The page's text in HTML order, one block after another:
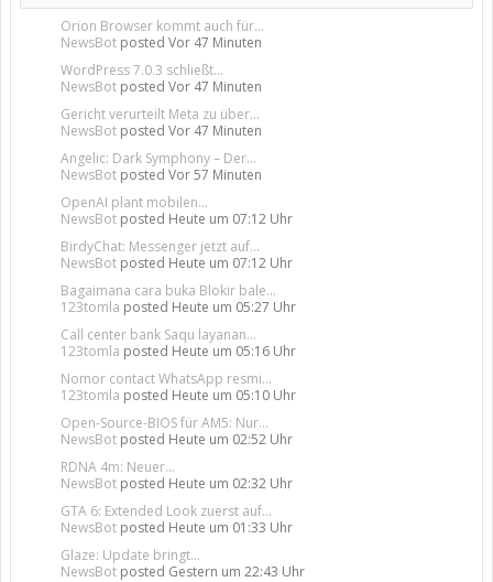
Orion Browser kommt auch für...
NewsBot posted Vor 47 Minuten
WordPress 7.0.3 schließt...
NewsBot posted Vor 47 Minuten
Gericht verurteilt Meta zu über...
NewsBot posted Vor 47 Minuten
Angelic: Dark Symphony – Der...
NewsBot posted Vor 57 Minuten
OpenAI plant mobilen...
NewsBot posted Heute um 07:12 Uhr
BirdyChat: Messenger jetzt auf...
NewsBot posted Heute um 07:12 Uhr
Bagaimana cara buka Blokir bale...
123tomla posted Heute um 05:27 Uhr
Call center bank Saqu layanan...
123tomla posted Heute um 05:16 Uhr
Nomor contact WhatsApp resmi...
123tomla posted Heute um 05:10 Uhr
Open-Source-BIOS für AM5: Nur...
NewsBot posted Heute um 02:52 Uhr
RDNA 4m: Neuer...
NewsBot posted Heute um 02:32 Uhr
GTA 6: Extended Look zuerst auf...
NewsBot posted Heute um 01:33 Uhr
Glaze: Update bringt...
NewsBot posted Gestern um 22:43 Uhr